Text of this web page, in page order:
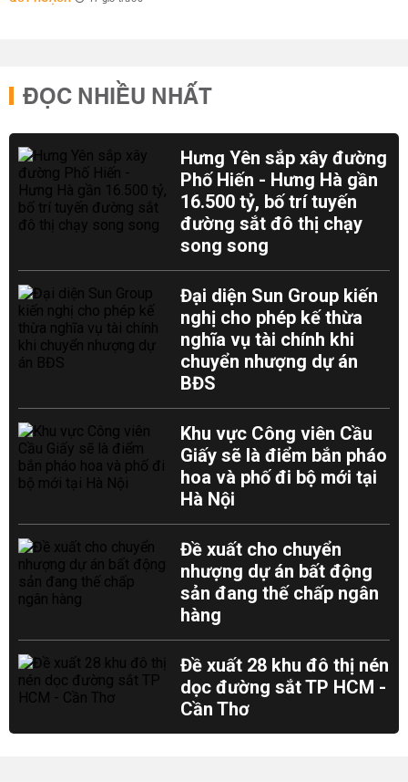
ĐỌC NHIỀU NHẤT
Hưng Yên sắp xây đường
Phố Hiến - Hưng Hà gần
16.500 tỷ, bố trí tuyến
đường sắt đô thị chạy
song song
Đại diện Sun Group kiến
nghị cho phép kế thừa
nghĩa vụ tài chính khi
chuyển nhượng dự án
BĐS
Khu vực Công viên Cầu
Giấy sẽ là điểm bắn pháo
hoa và phố đi bộ mới tại
Hà Nội
Đề xuất cho chuyển
nhượng dự án bất động
sản đang thế chấp ngân
hàng
Đề xuất 28 khu đô thị nén
dọc đường sắt TP HCM -
Cần Thơ